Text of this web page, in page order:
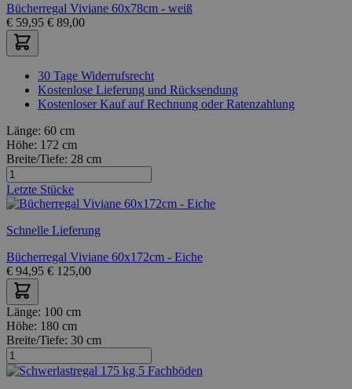
Bücherregal Viviane 60x78cm - weiß
€ 59,95 € 89,00
30 Tage Widerrufsrecht
Kostenlose Lieferung und Rücksendung
Kostenloser Kauf auf Rechnung oder Ratenzahlung
Länge: 60 cm
Höhe: 172 cm
Breite/Tiefe: 28 cm
Letzte Stücke
Schnelle Lieferung
Bücherregal Viviane 60x172cm - Eiche
€ 94,95 € 125,00
Länge: 100 cm
Höhe: 180 cm
Breite/Tiefe: 30 cm